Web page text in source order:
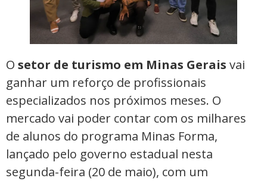
O setor de turismo em Minas Gerais vai
ganhar um reforço de profissionais
especializados nos próximos meses. O
mercado vai poder contar com os milhares
de alunos do programa Minas Forma,
lançado pelo governo estadual nesta
segunda-feira (20 de maio), com um